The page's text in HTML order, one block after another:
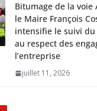
Bitumage de la voie
le Maire François
intensifie le suivi
au respect des
l’entreprise
juillet 11, 2026